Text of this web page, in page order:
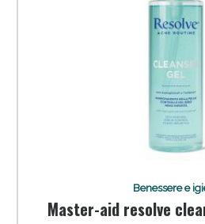
Benessere e
Master-aid resolve